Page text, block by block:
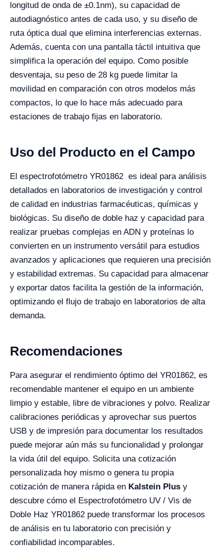
longitud de onda de ±0.1nm), su capacidad de
autodiagnóstico antes de cada uso, y su diseño de
ruta óptica dual que elimina interferencias externas.
Además, cuenta con una pantalla táctil intuitiva que
simplifica la operación del equipo. Como posible
desventaja, su peso de 28 kg puede limitar la
movilidad en comparación con otros modelos más
compactos, lo que lo hace más adecuado para
estaciones de trabajo fijas en laboratorio.
Uso del Producto en el Campo
El espectrofotómetro YR01862 es ideal para análisis
detallados en laboratorios de investigación y control
de calidad en industrias farmacéuticas, químicas y
biológicas. Su diseño de doble haz y capacidad para
realizar pruebas complejas en ADN y proteínas lo
convierten en un instrumento versátil para estudios
avanzados y aplicaciones que requieren una precisión
y estabilidad extremas. Su capacidad para almacenar
y exportar datos facilita la gestión de la información,
optimizando el flujo de trabajo en laboratorios de alta
demanda.
Recomendaciones
Para asegurar el rendimiento óptimo del YR01862, es
recomendable mantener el equipo en un ambiente
limpio y estable, libre de vibraciones y polvo. Realizar
calibraciones periódicas y aprovechar sus puertos
USB y de impresión para documentar los resultados
puede mejorar aún más su funcionalidad y prolongar
la vida útil del equipo. Solicita una cotización
personalizada hoy mismo o genera tu propia
cotización de manera rápida en Kalstein Plus y
descubre cómo el Espectrofotómetro UV / Vis de
Doble Haz YR01862 puede transformar los procesos
de análisis en tu laboratorio con precisión y
confiabilidad incomparables.